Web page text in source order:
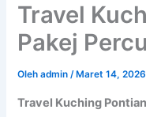
Travel
Pakej
Olehadmin/ Maret 14, 2026
Travel Kuching